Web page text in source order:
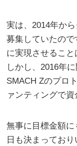
実は、2014年か
募集していたの
に実現させること
しかし、2016年
SMACH Zのプロ
ァンティングで
無事に目標金額
日も決まってお